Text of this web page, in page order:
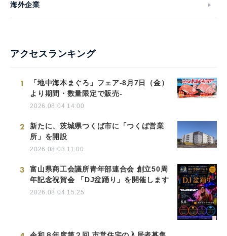
海外企業
アクセスランキング
1
「地中海本まぐろ」フェア-8月7日（金）
より期間・数量限定で販売-
2026.08.04 14:00
2
新たに、茨城県つくば市に「つくば営業
所」を開設
2026.08.03 11:00
3
富山県商工会議所青年部連合会 創立50周
年記念祝賀会 「DJ盆踊り」を開催します
2026.08.04 15:25